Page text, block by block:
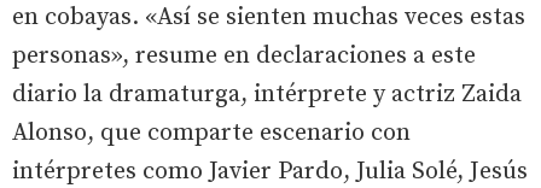
en cobayas. «Así se sienten muchas veces estas
personas», resume en declaraciones a este
diario la dramaturga, intérprete y actriz Zaida
Alonso, que comparte escenario con
intérpretes como Javier Pardo, Julia Solé, Jesús